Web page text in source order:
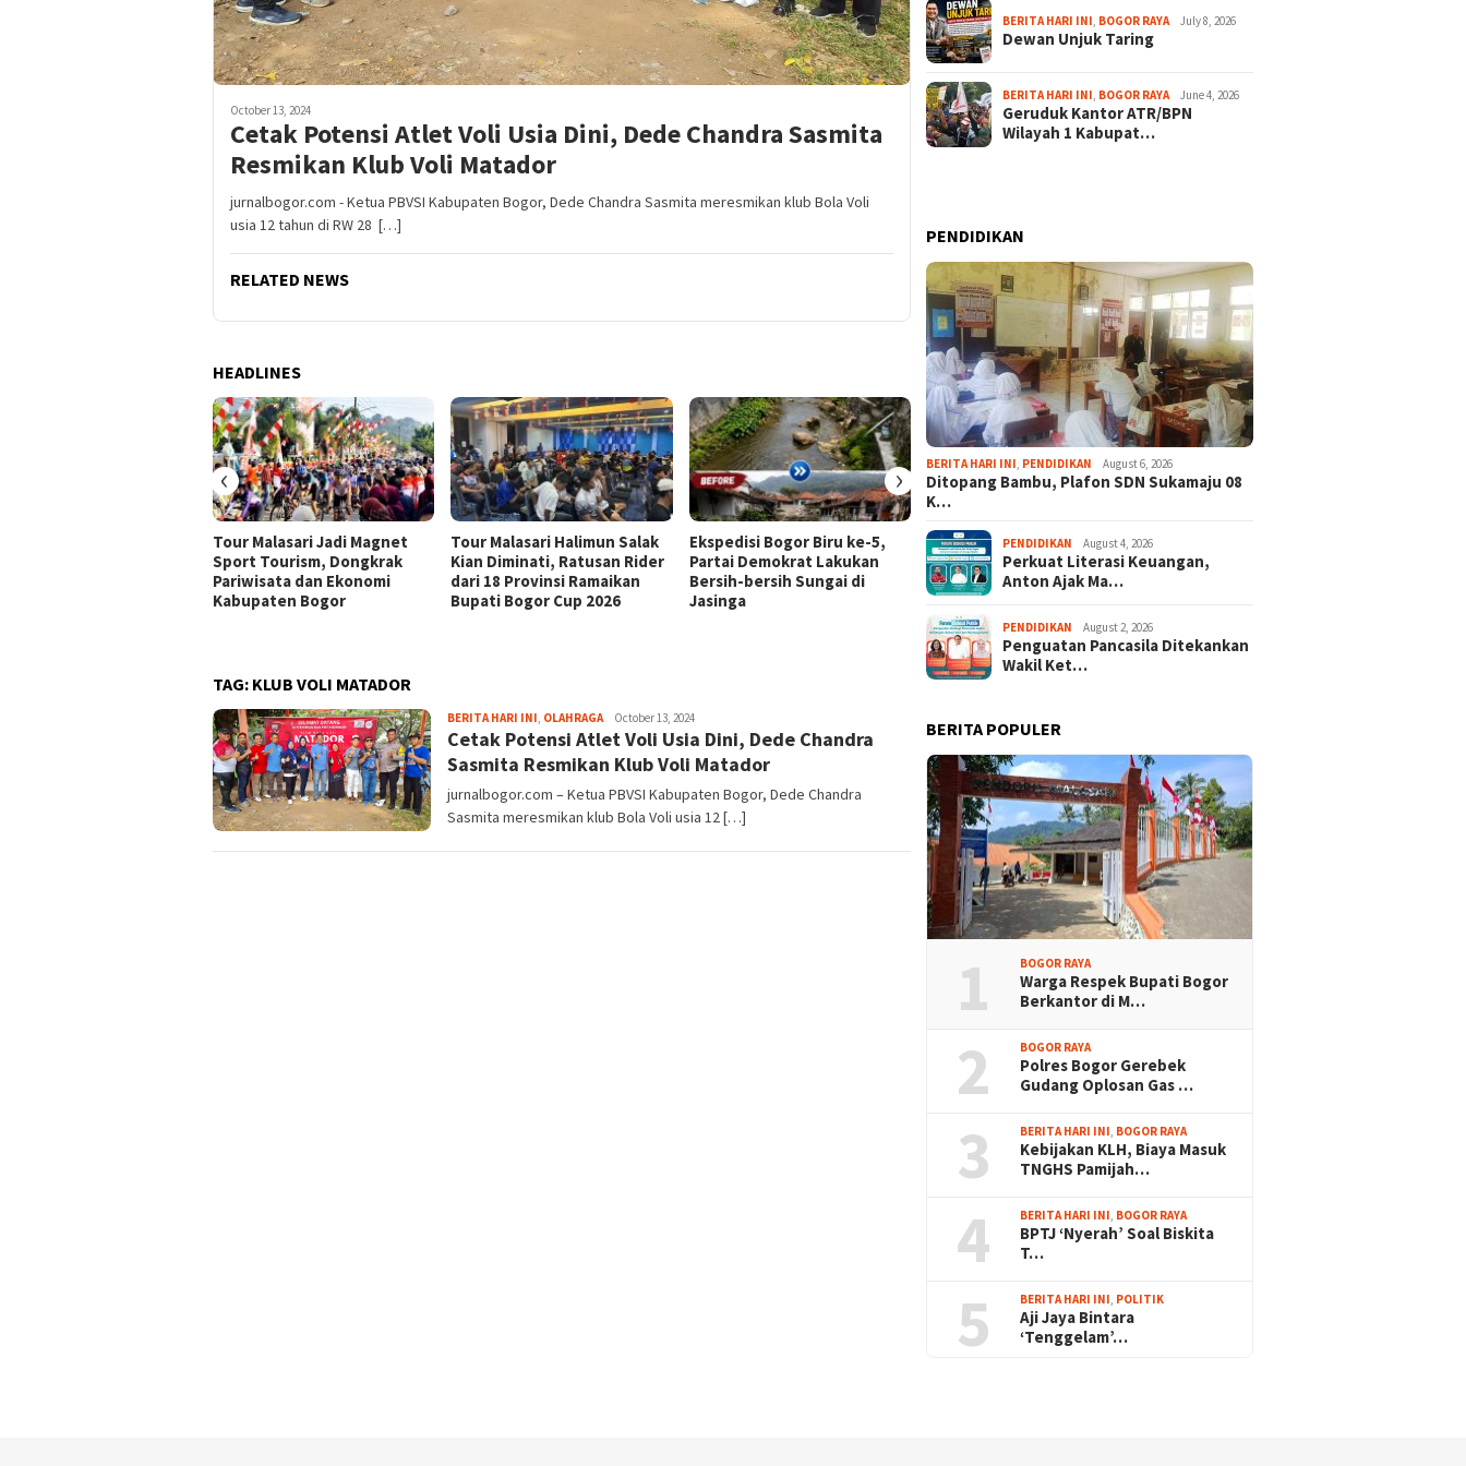
October 13, 2024
Cetak Potensi Atlet Voli Usia Dini, Dede Chandra Sasmita
Resmikan Klub Voli Matador
jurnalbogor.com - Ketua PBVSI Kabupaten Bogor, Dede Chandra Sasmita meresmikan klub Bola Voli
usia 12 tahun di RW 28 […]
RELATED NEWS
HEADLINES
Tour Malasari Jadi Magnet
Sport Tourism, Dongkrak
Pariwisata dan Ekonomi
Kabupaten Bogor
Tour Malasari Halimun Salak
Kian Diminati, Ratusan Rider
dari 18 Provinsi Ramaikan
Bupati Bogor Cup 2026
Ekspedisi Bogor Biru ke-5,
Partai Demokrat Lakukan
Bersih-bersih Sungai di
Jasinga
Ekspedisi Bogor Biru di
Pangradin Bangun Kesadaran
Masyarakat Sungai Bebas
Sampah
Kabupaten Bogor, PHRI Bulat
‹ ›
TAG: KLUB VOLI MATADOR
BERITA HARI INI, OLAHRAGAAga
Alamanda
October 13, 2024
Cetak Potensi Atlet Voli Usia Dini, Dede Chandra
Sasmita Resmikan Klub Voli Matador
jurnalbogor.com – Ketua PBVSI Kabupaten Bogor, Dede Chandra
Sasmita meresmikan klub Bola Voli usia 12 […]
BERITA HARI INI BOGOR RAYA July 8, 2026
Dewan Unjuk Taring
BERITA HARI INI BOGOR RAYA June 4, 2026
Geruduk Kantor ATR/BPN
Wilayah 1 Kabupat…
PENDIDIKAN
BERITA HARI INI PENDIDIKAN August 6, 2026
Ditopang Bambu, Plafon SDN Sukamaju 08
K…
PENDIDIKAN August 4, 2026
Perkuat Literasi Keuangan,
Anton Ajak Ma…
PENDIDIKAN August 2, 2026
Penguatan Pancasila Ditekankan
Wakil Ket…
BERITA POPULER
1 BOGOR RAYA
Warga Respek Bupati Bogor
Berkantor di M…
2 BOGOR RAYA
Polres Bogor Gerebek
Gudang Oplosan Gas …
3 BERITA HARI INI, BOGOR RAYA
Kebijakan KLH, Biaya Masuk
TNGHS Pamijah…
4 BERITA HARI INI, BOGOR RAYA
BPTJ ‘Nyerah’ Soal Biskita
T…
5 BERITA HARI INI, POLITIK
Aji Jaya Bintara
‘Tenggelam’…